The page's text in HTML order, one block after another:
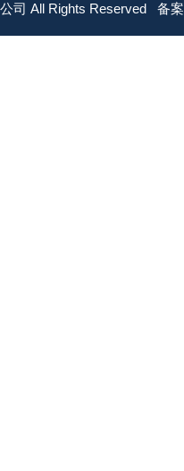
司 All Rights Reserved 备